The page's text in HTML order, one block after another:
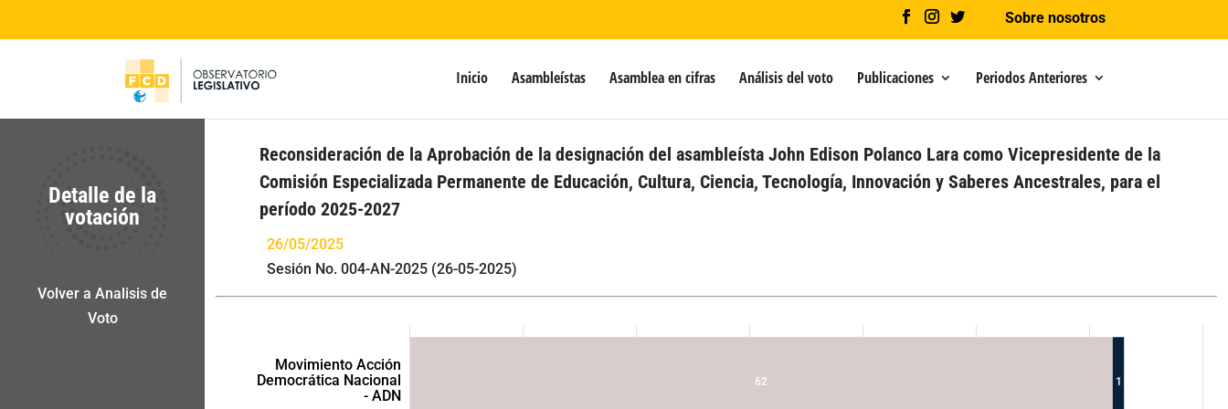
Sobre nosotros
Inicio Asambleístas Asamblea en cifras Análisis del voto Publicaciones Periodos Anteriores
Detalle de la
votación
Volver a Analisis de
Voto
Reconsideración de la Aprobación de la designación del asambleísta John Edison Polanco Lara como Vicepresidente de la
Comisión Especializada Permanente de Educación, Cultura, Ciencia, Tecnología, Innovación y Saberes Ancestrales, para el
período 2025-2027
26/05/2025
Sesión No. 004-AN-2025 (26-05-2025)
62 1
Movimiento Acción
Democrática Nacional
- ADN